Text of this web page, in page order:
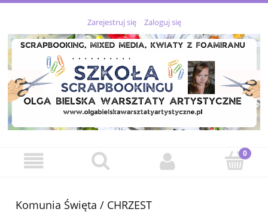
Zarejestruj się Zaloguj się
Komunia Święta / CHRZEST